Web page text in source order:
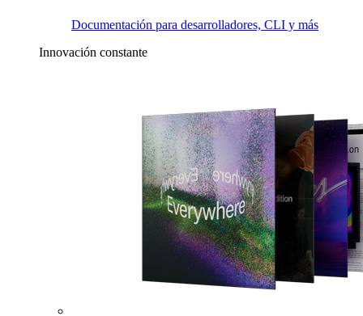
Documentación para desarrolladores, CLI y más
Innovación constante